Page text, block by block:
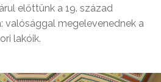
előttünk a 19. század
valósággal megelevenednek a
lakóik.